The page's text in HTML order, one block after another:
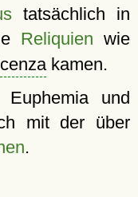
tatsächlich in
Reliquien wie
kamen.
Euphemia und
mit der über
.